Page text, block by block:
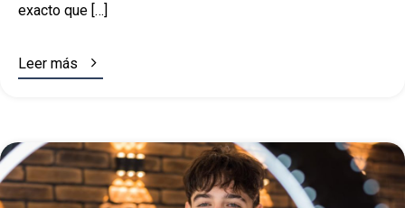
exacto que […]
Leer más 